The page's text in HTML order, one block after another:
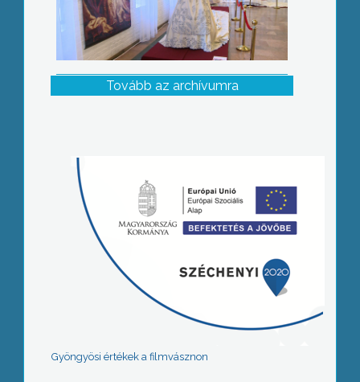
Tovább az archívumra
Gyöngyösi értékek a filmvásznon